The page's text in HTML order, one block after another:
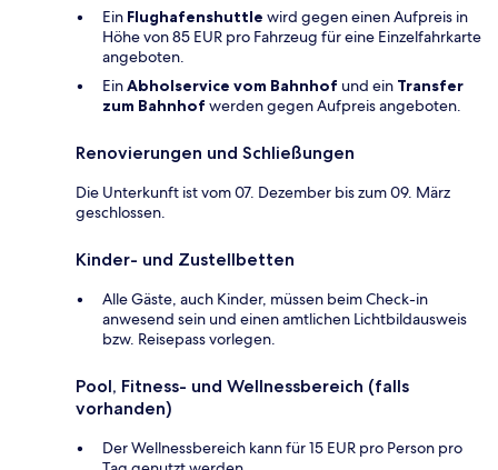
Ein Flughafenshuttle wird gegen einen Aufpreis in
Höhe von 85 EUR pro Fahrzeug für eine Einzelfahrkarte
angeboten.
EinAbholservice vom Bahnhof und ein Transfer
zum Bahnhof werden gegen Aufpreis angeboten.
Renovierungen und Schließungen
Die Unterkunft ist vom 07. Dezember bis zum 09. März
geschlossen.
Kinder- und Zustellbetten
Alle Gäste, auch Kinder, müssen beim Check-in
anwesend sein und einen amtlichen Lichtbildausweis
bzw. Reisepass vorlegen.
Pool, Fitness- und Wellnessbereich (falls
vorhanden)
Der Wellnessbereich kann für 15 EUR pro Person pro